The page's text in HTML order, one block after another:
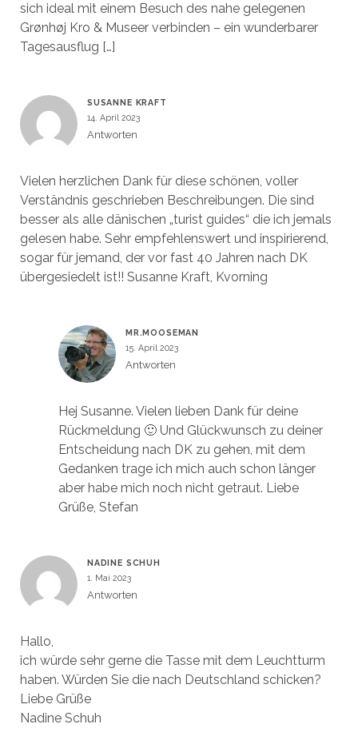
sich ideal mit einem Besuch des nahe gelegenen
Grønhøj Kro & Museer verbinden – ein wunderbarer
Tagesausflug […]
SUSANNE KRAFT
14. April 2023
Antworten
Vielen herzlichen Dank für diese schönen, voller
Verständnis geschrieben Beschreibungen. Die sind
besser als alle dänischen „turist guides“ die ich jemals
gelesen habe. Sehr empfehlenswert und inspirierend,
sogar für jemand, der vor fast 40 Jahren nach DK
übergesiedelt ist!! Susanne Kraft, Kvorning
MR.MOOSEMAN
15. April 2023
Antworten
Hej Susanne. Vielen lieben Dank für deine
Rückmeldung 🙂 Und Glückwunsch zu deiner
Entscheidung nach DK zu gehen, mit dem
Gedanken trage ich mich auch schon länger
aber habe mich noch nicht getraut. Liebe
Grüße, Stefan
NADINE SCHUH
1. Mai 2023
Antworten
Hallo,
ich würde sehr gerne die Tasse mit dem Leuchtturm
haben. Würden Sie die nach Deutschland schicken?
Liebe Grüße
Nadine Schuh